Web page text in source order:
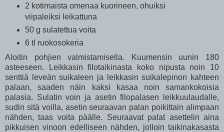
2 kotimaista omenaa kuorineen, ohuiksi
viipaleiksi leikattuna
50 g sulatettua voita
6 tl ruokosokeria
Aloitin pohjien valmistamisella. Kuumensin uunin 180
asteeseen. Leikkasin filotaikinasta koko nipusta noin 10
senttiä leveän suikaleen ja leikkasin suikalepinon kahteen
palaan, saaden näin kaksi kasaa noin samankokoisia
palasia. Sulatin voin ja asetin filopalasen leikkuulaudalle,
sudin sitä voilla, asetin seuraavan palan poikittain alimpaan
nähden, taas voita päälle. Seuraavat palat asettelin aina
pikkuisen vinoon edelliseen nähden, jolloin taikinakasasta